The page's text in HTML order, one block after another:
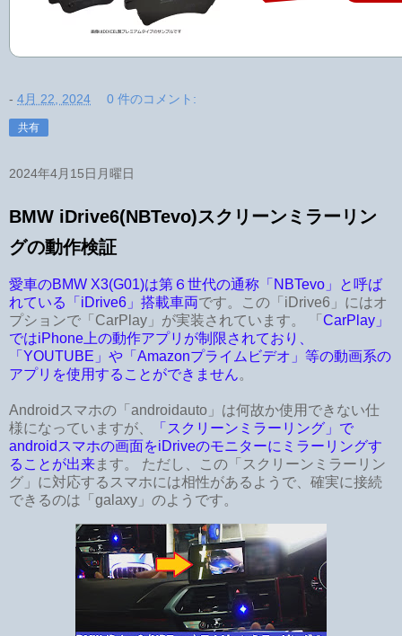
- 4月 22, 2024 0 件のコメント:
共有
2024年4月15日月曜日
BMW iDrive6(NBTevo)スクリーンミラーリン
グの動作検証
愛車のBMW X3(G01)は第６世代の通称「NBTevo」と呼ば
れている「iDrive6」搭載車両です。この「iDrive6」にはオ
プションで「CarPlay」が実装されています。 「 CarPlay」
ではiPhone上の動作アプリが制限されており、
「YOUTUBE」や「Amazonプライムビデオ」等の動画系の
アプリを使用することができません。
Androidスマホの「androidauto」は何故か使用できない仕
様になっていますが、
「スクリーンミラーリング」で
androidスマホの画面をiDriveのモニターにミラーリングす
ることが出来ます。 ただし、この「スクリーンミラーリン
グ」に対応するスマホには相性があるようで、確実に接続
できるのは「galaxy」のようです。